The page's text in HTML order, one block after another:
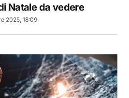
Natale da vedere
2025, 18:09